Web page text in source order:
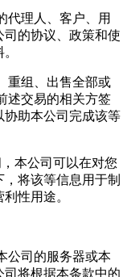
代理人、客户、用
司的协议、政策和使
重组、出售全部或
述交易的相关方签
协助本公司完成该等
本公司可以在对您
将该等信息用于制
性用途。
公司的服务器或本
将根据本条款中的